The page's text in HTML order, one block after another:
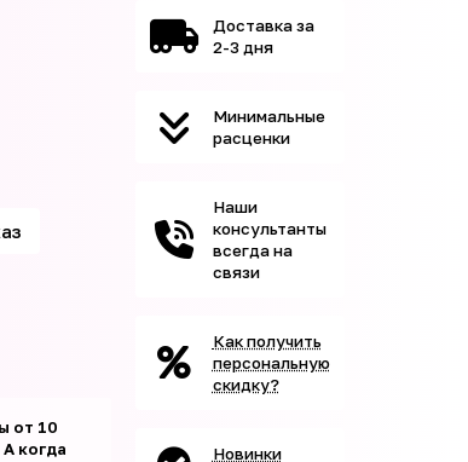
от 10
когда
Доставка за
2-3 дня
Минимальные
расценки
Наши
консультанты
всегда на
связи
Как получить
персональную
скидку?
Новинки